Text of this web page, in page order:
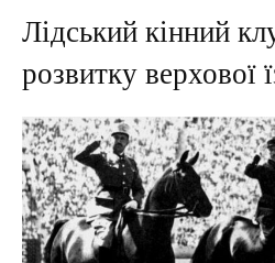
Лідський кінний
розвитку верхової